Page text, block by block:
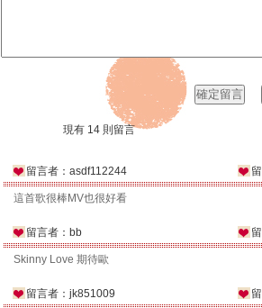
現有 14 則留言
留言者：asdf112244
這首歌很棒MV也很好看
留言者：bb
Skinny Love 期待歐
留言者：jk851009